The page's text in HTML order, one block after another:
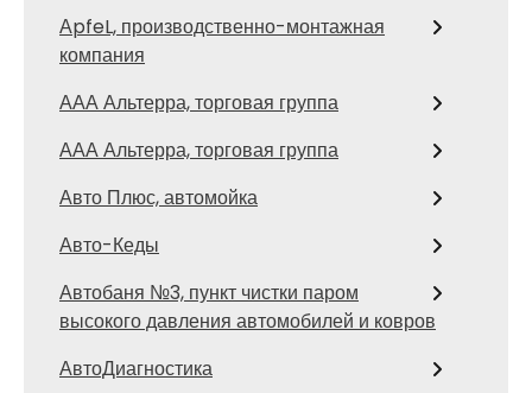
АpfeL, производственно-монтажная
компания
ААА Альтерра, торговая группа
ААА Альтерра, торговая группа
Авто Плюс, автомойка
Авто-Кеды
Автобаня №3, пункт чистки паром
высокого давления автомобилей и ковров
АвтоДиагностика